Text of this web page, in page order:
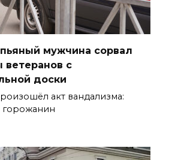
мужчина сорвал
ветеранов с
доски
акт вандализма:
горожанин